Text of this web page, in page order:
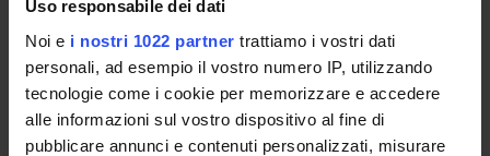
Uso responsabile dei dati
Noi e i nostri 1022 partner trattiamo i vostri dati
personali, ad esempio il vostro numero IP, utilizzando
tecnologie come i cookie per memorizzare e accedere
alle informazioni sul vostro dispositivo al fine di
pubblicare annunci e contenuti personalizzati, misurare
INCARICHI
ORGANIZZAZIONE